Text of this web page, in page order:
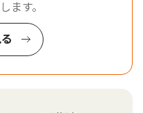
ます。